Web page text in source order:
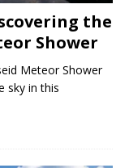
the
Shower
Meteor Shower
sky in this